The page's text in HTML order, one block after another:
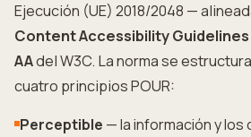
Ejecución (UE) 2018/2048 —
Content Accessibility Guidelines
AAdel W3C. La norma se
cuatro principios POUR:
Perceptible — la información y los